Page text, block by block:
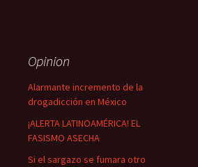
Opinion
Alarmante incremento de la
drogadicción en México
¡ALERTA LATINOAMÉRICA! EL
FASISMO ASECHA
Si el sargazo se fumara otro